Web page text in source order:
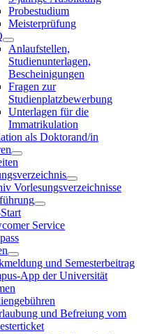
Probestudium
Meisterprüfung
Anlaufstellen,
Studienunterlagen,
Bescheinigungen
Fragen zur
Studienplatzbewerbung
Unterlagen für die
Immatrikulation
als Doktorand/in
Vorlesungsverzeichnisse
Service
und Semesterbeitrag
App der Universität
und Befreiung vom